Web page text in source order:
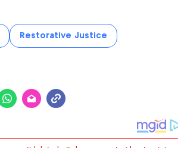
Restorative Justice